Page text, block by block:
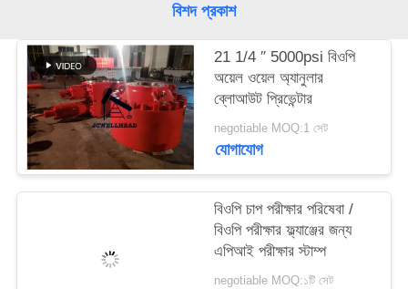
PRIVACY
POLICY
বিশদ প্রকাশ
21 1/4 ″ 5000psi বিওপি
অয়েল ওয়েল অ্যানুলার
ব্লোআউট প্রিভেন্টার
negotiable MOQ:1 সেট
যোগাযোগ
বিওপি চাপ পরীক্ষার পরিষেবা /
বিওপি পরীক্ষার ফ্ল্যাঞ্জের জন্য
এপিআই পরীক্ষার স্টাম্প
negotiable MOQ:১টি সেট